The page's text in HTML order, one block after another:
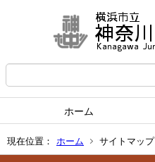
ホーム
現在位置： ホーム サイトマップ